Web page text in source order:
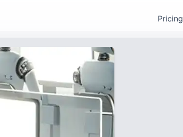
Pricing